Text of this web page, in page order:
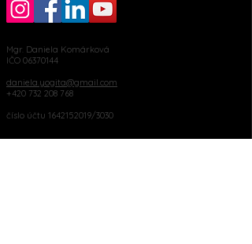
Mgr. Daniela Komárková
IČO 06370144
daniela.yogita@gmail.com
+420 732 208 768
číslo účtu 1642152019/3030